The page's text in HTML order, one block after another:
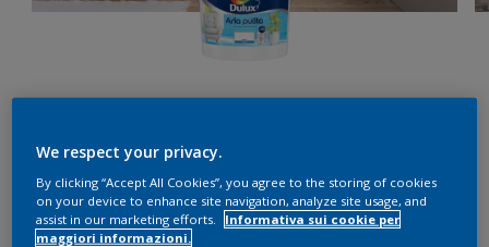
Bianco
We respect your privacy.
By clicking “Accept All Cookies”, you agree to the storing of cookies
on your device to enhance site navigation, analyze site usage, and
assist in our marketing efforts.
Informativa sui cookie per
maggiori informazioni.